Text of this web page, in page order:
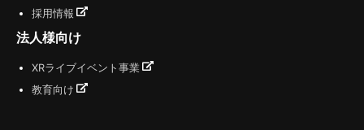
採用情報
法人様向け
XRライブイベント事業
教育向け